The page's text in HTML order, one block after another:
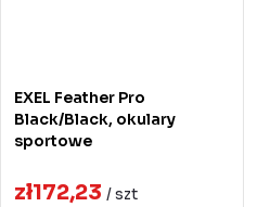
EXEL Feather Pro
Black/Black, okulary
sportowe
zł172,23 / szt